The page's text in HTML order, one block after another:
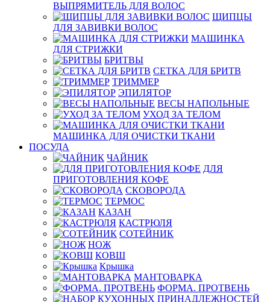
ВЫПРЯМИТЕЛЬ ДЛЯ ВОЛОС
ЩИПЦЫ
ДЛЯ ЗАВИВКИ ВОЛОС
МАШИНКА
ДЛЯ СТРИЖКИ
БРИТВЫ
СЕТКА ДЛЯ БРИТВ
ТРИММЕР
ЭПИЛЯТОР
ВЕСЫ НАПОЛЬНЫЕ
УХОД ЗА ТЕЛОМ
МАШИНКА ДЛЯ ОЧИСТКИ ТКАНИ
ПОСУДА
ЧАЙНИК
ДЛЯ
ПРИГОТОВЛЕНИЯ КОФЕ
СКОВОРОДА
ТЕРМОС
КАЗАН
КАСТРЮЛЯ
СОТЕЙНИК
НОЖ
КОВШ
Крышка
МАНТОВАРКА
ФОРМА. ПРОТВЕНЬ